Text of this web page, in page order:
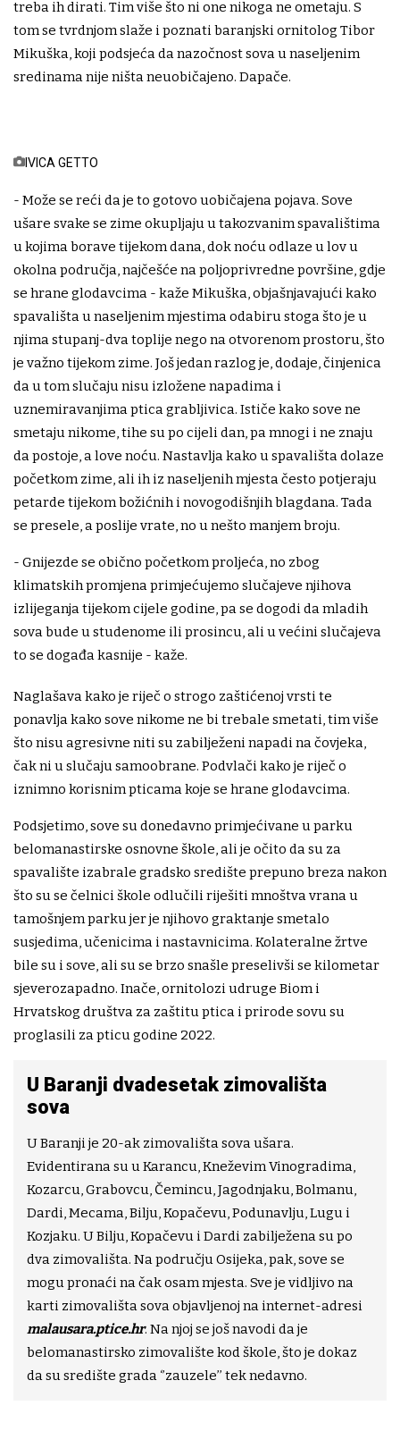
treba ih dirati. Tim više što ni one nikoga ne ometaju. S
tom se tvrdnjom slaže i poznati baranjski ornitolog Tibor
Mikuška, koji podsjeća da nazočnost sova u naseljenim
sredinama nije ništa neuobičajeno. Dapače.
IVICA GETTO
- Može se reći da je to gotovo uobičajena pojava. Sove
ušare svake se zime okupljaju u takozvanim spavalištima
u kojima borave tijekom dana, dok noću odlaze u lov u
okolna područja, najčešće na poljoprivredne površine, gdje
se hrane glodavcima - kaže Mikuška, objašnjavajući kako
spavališta u naseljenim mjestima odabiru stoga što je u
njima stupanj-dva toplije nego na otvorenom prostoru, što
je važno tijekom zime. Još jedan razlog je, dodaje, činjenica
da u tom slučaju nisu izložene napadima i
uznemiravanjima ptica grabljivica. Ističe kako sove ne
smetaju nikome, tihe su po cijeli dan, pa mnogi i ne znaju
da postoje, a love noću. Nastavlja kako u spavališta dolaze
početkom zime, ali ih iz naseljenih mjesta često potjeraju
petarde tijekom božićnih i novogodišnjih blagdana. Tada
se presele, a poslije vrate, no u nešto manjem broju.
- Gnijezde se obično početkom proljeća, no zbog
klimatskih promjena primjećujemo slučajeve njihova
izlijeganja tijekom cijele godine, pa se dogodi da mladih
sova bude u studenome ili prosincu, ali u većini slučajeva
to se događa kasnije - kaže.
Naglašava kako je riječ o strogo zaštićenoj vrsti te
ponavlja kako sove nikome ne bi trebale smetati, tim više
što nisu agresivne niti su zabilježeni napadi na čovjeka,
čak ni u slučaju samoobrane. Podvlači kako je riječ o
iznimno korisnim pticama koje se hrane glodavcima.
Podsjetimo, sove su donedavno primjećivane u parku
belomanastirske osnovne škole, ali je očito da su za
spavalište izabrale gradsko središte prepuno breza nakon
što su se čelnici škole odlučili riješiti mnoštva vrana u
tamošnjem parku jer je njihovo graktanje smetalo
susjedima, učenicima i nastavnicima. Kolateralne žrtve
bile su i sove, ali su se brzo snašle preselivši se kilometar
sjeverozapadno. Inače, ornitolozi udruge Biom i
Hrvatskog društva za zaštitu ptica i prirode sovu su
proglasili za pticu godine 2022.
U Baranji dvadesetak zimovališta
sova
U Baranji je 20-ak zimovališta sova ušara.
Evidentirana su u Karancu, Kneževim Vinogradima,
Kozarcu, Grabovcu, Čemincu, Jagodnjaku, Bolmanu,
Dardi, Mecama, Bilju, Kopačevu, Podunavlju, Lugu i
Kozjaku. U Bilju, Kopačevu i Dardi zabilježena su po
dva zimovališta. Na području Osijeka, pak, sove se
mogu pronaći na čak osam mjesta. Sve je vidljivo na
karti zimovališta sova objavljenoj na internet-adresi
malausara.ptice.hr. Na njoj se još navodi da je
belomanastirsko zimovalište kod škole, što je dokaz
da su središte grada ‘’zauzele’’ tek nedavno.